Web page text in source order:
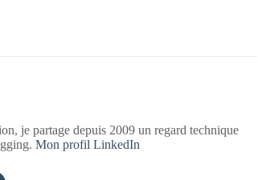
je partage depuis 2009 un regard technique
Mon profil LinkedIn